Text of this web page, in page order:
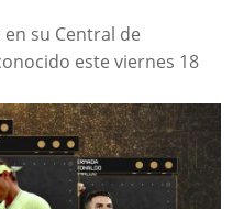
su Central de
este viernes 18